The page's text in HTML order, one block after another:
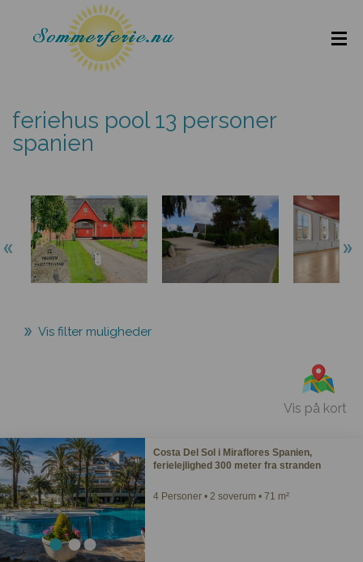
feriehus pool 13 personer
spanien
Vis filter muligheder
Vis på kort
Costa Del Sol i Miraflores Spanien,
ferielejlighed 300 meter fra stranden
4 Personer • 2 soverum • 71 m²